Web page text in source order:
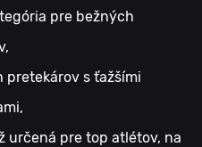
pre bežných
pretekárov s ťažšími
určená pre top atlétov, na